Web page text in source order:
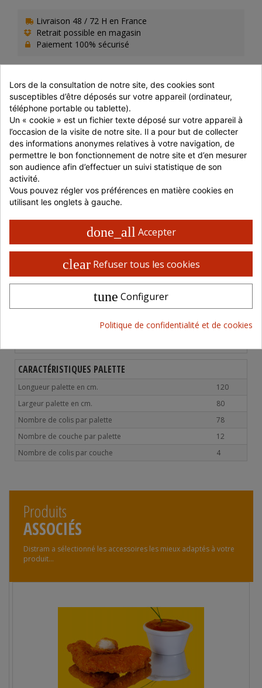
Livraison 48 / 72 H en France
Retrait possible en magasin
Paiement 100% sécurisé
ANALYSE NUTRITIONNELLE POUR 100G
Energie
375 Kj / 89 Kcal
Matières grasses
Dont acides gras saturés
1,6 g
0,5 g
Glucides
Dont sucres
0,5 g
0,87 g
CARACTÉRISTIQUES PRODUITS
Pays de transformation
CARACTÉRISTIQUES PALETTE
Longueur palette en cm.
120
Largeur palette en cm.
80
Nombre de colis par palette
78
Nombre de couche par palette
12
Nombre de colis par couche
4
Produits
ASSOCIÉS
Distram a sélectionné les accessoires les mieux adaptés à votre
produit...
Lors de la consultation de notre site, des cookies sont
susceptibles d’être déposés sur votre appareil (ordinateur,
téléphone portable ou tablette).
Un « cookie » est un fichier texte déposé sur votre appareil à
l’occasion de la visite de notre site. Il a pour but de collecter
des informations anonymes relatives à votre navigation, de
permettre le bon fonctionnement de notre site et d’en mesurer
son audience afin d’effectuer un suivi statistique de son
activité.
Vous pouvez régler vos préférences en matière cookies en
utilisant les onglets à gauche.
done_all Accepter
clear Refuser tous les cookies
tune Configurer
Politique de confidentialité et de cookies